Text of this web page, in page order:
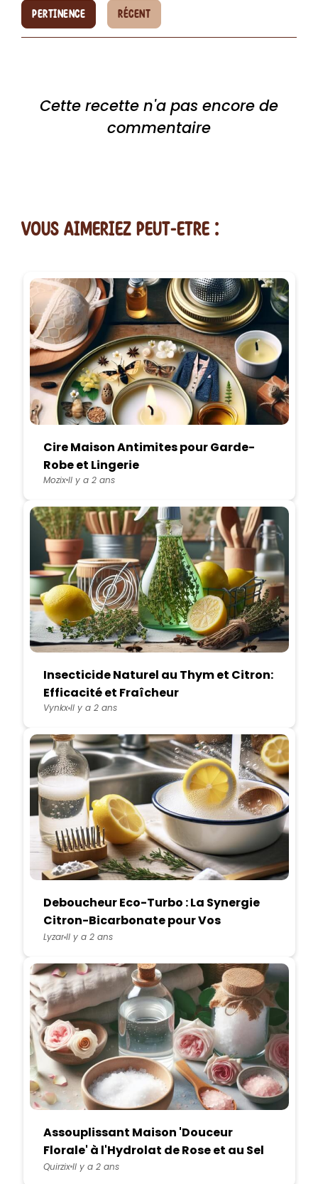
PERTINENCE RÉCENT
Cette recette n'a pas encore de
commentaire
vous AIMERiEZ PEUT-ETRE :
Cire Maison Antimites pour Garde-
Robe et Lingerie
MozixIl y a 2 ans
Insecticide Naturel au Thym et Citron:
Efficacité et Fraîcheur
VynkxIl y a 2 ans
Deboucheur Eco-Turbo : La Synergie
Citron-Bicarbonate pour Vos
Canalisations
LyzarIl y a 2 ans
Assouplissant Maison 'Douceur
Florale' à l'Hydrolat de Rose et au Sel
d'Epsom
QuirzixIl y a 2 ans